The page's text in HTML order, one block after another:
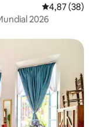
Prosječna
4,87 (38)
2026
gosti”